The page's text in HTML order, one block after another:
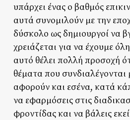
υπάρχει ένας ο βαθμός
αυτά συνομιλούν με την
δύσκολο ως δημιουργοί να
χρειάζεται για να έχουμε
αυτό θέλει πολλή προσοχή
θέματα που συνδιαλέγονται
αφορούν και εσένα, κατά
να εφαρμόσεις στις
φροντίδας και να βάλεις